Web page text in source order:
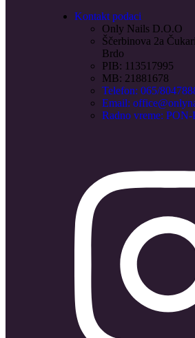
Kontakt podaci
Only Nails D.O.O
Ščerbinova 2a
Brdo
PIB: 113517995
MB: 21881678
Telefon: 065/
Email:
Radno vreme: PON-